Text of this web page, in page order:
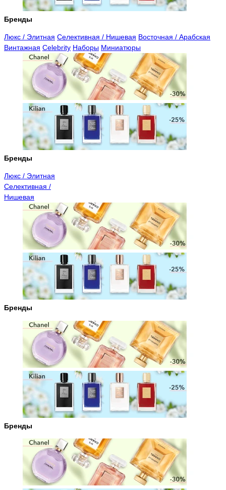
Бренды
Люкс / Элитная Селективная / Нишевая Восточная / Арабская
Винтажная Celebrity Наборы Миниатюры
Бренды
Люкс / Элитная
Селективная /
Нишевая
Бренды
Бренды